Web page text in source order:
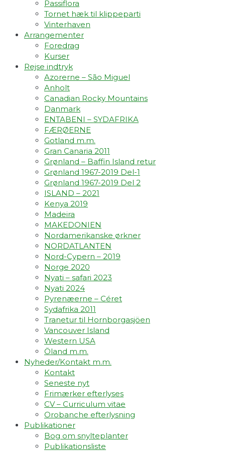
Passiflora
Tornet hæk til klippeparti
Vinterhaven
Arrangementer
Foredrag
Kurser
Rejse indtryk
Azorerne – São Miguel
Anholt
Canadian Rocky Mountains
Danmark
ENTABENI – SYDAFRIKA
FÆRØERNE
Gotland m.m.
Gran Canaria 2011
Grønland – Baffin Island retur
Grønland 1967-2019 Del-1
Grønland 1967-2019 Del 2
ISLAND – 2021
Kenya 2019
Madeira
MAKEDONIEN
Nordamerikanske ørkner
NORDATLANTEN
Nord-Cypern – 2019
Norge 2020
Nyati – safari 2023
Nyati 2024
Pyrenæerne – Céret
Sydafrika 2011
Tranetur til Hornborgasjöen
Vancouver Island
Western USA
Öland m.m.
Nyheder/Kontakt m.m.
Kontakt
Seneste nyt
Frimærker efterlyses
CV – Curriculum vitae
Orobanche efterlysning
Publikationer
Bog om snylteplanter
Publikationsliste